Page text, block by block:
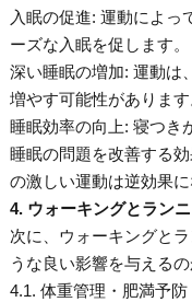
入眠の促進: 運動によっ
ーズな入眠を促します。
深い睡眠の増加: 運動は
増やす可能性があります
睡眠効率の向上: 寝つき
睡眠の問題を改善する
の激しい運動は逆効果
4. ウォーキングとラン
次に、ウォーキングと
うな良い影響を与える
4.1. 体重管理・肥満予防